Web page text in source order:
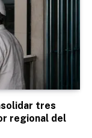
tres
regional del